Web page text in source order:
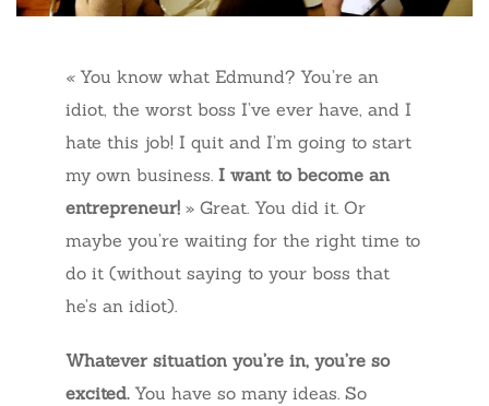
« You know what Edmund? You’re an
idiot, the worst boss I’ve ever have, and I
hate this job! I quit and I’m going to start
my own business. I want to become an
entrepreneur! » Great. You did it. Or
maybe you’re waiting for the right time to
do it (without saying to your boss that
he’s an idiot).
Whatever situation you’re in, you’re so
excited.You have so many ideas. So